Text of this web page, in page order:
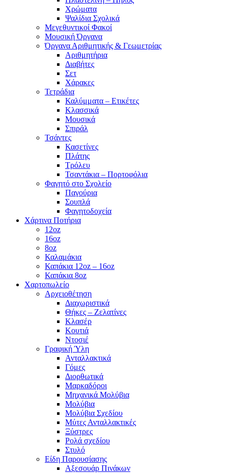
Χρώματα
Ψαλίδια Σχολικά
Μεγεθυντικοί Φακοί
Μουσική Όργανα
Όργανα Αριθμητικής & Γεωμετρίας
Αριθμητήρια
Διαβήτες
Σετ
Χάρακες
Τετράδια
Καλύμματα – Ετικέτες
Κλασσικά
Μουσικά
Σπιράλ
Τσάντες
Κασετίνες
Πλάτης
Τρόλευ
Τσαντάκια – Πορτοφόλια
Φαγητό στο Σχολείο
Παγούρια
Σουπλά
Φαγητοδοχεία
Χάρτινα Ποτήρια
12oz
16oz
8oz
Καλαμάκια
Καπάκια 12oz – 16oz
Καπάκια 8oz
Χαρτοπωλείο
Αρχειοθέτηση
Διαχωριστικά
Θήκες – Ζελατίνες
Κλασέρ
Κουτιά
Ντοσιέ
Γραφική Ύλη
Ανταλλακτικά
Γόμες
Διορθωτικά
Μαρκαδόροι
Μηχανικά Μολύβια
Μολύβια
Μολύβια Σχεδίου
Μύτες Ανταλλακτικές
Ξύστρες
Ρολά σχεδίου
Στυλό
Είδη Παρουσίασης
Αξεσουάρ Πινάκων